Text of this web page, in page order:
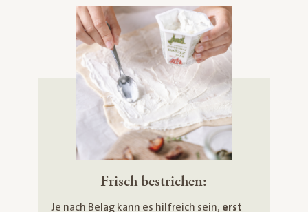
Frisch bestrichen:
Je nach Belag kann es hilfreich sein, erst